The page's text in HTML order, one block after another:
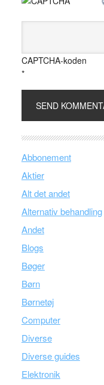
CAPTCHA-koden
*
Abbonement
Aktier
Alt det andet
Alternativ behandling
Andet
Blogs
Bøger
Børn
Børnetøj
Computer
Diverse
Diverse guides
Elektronik